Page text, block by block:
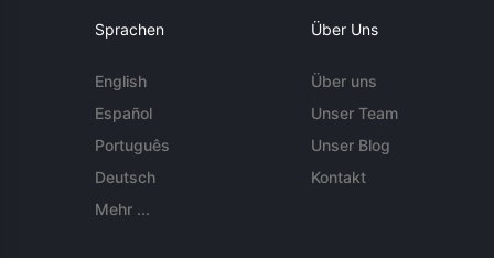
Sprachen
English
Español
Português
Deutsch
Mehr ...
Über Uns
Über uns
Unser Team
Unser Blog
Kontakt